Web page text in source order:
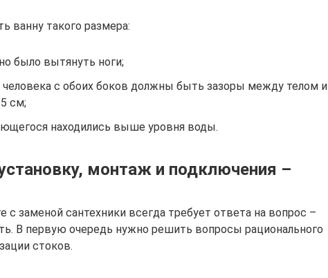
ванну такого размера:
было вытянуть ноги;
с обоих боков должны быть зазоры между телом и
см;
находились выше уровня воды.
монтаж и подключения –
с заменой сантехники всегда требует ответа на вопрос –
В первую очередь нужно решить вопросы рационального
стоков.